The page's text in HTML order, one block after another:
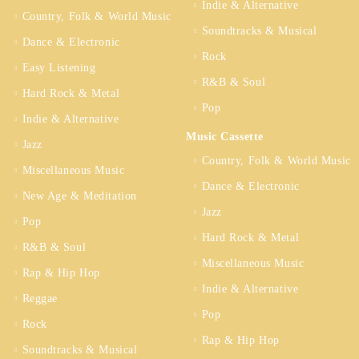
Country, Folk & World Music
Dance & Electronic
Easy Listening
Hard Rock & Metal
Indie & Alternative
Jazz
Miscellaneous Music
New Age & Meditation
Pop
R&B & Soul
Rap & Hip Hop
Reggae
Rock
Soundtracks & Musical
Indie & Alternative
Soundtracks & Musical
Rock
R&B & Soul
Pop
Music Cassette
Country, Folk & World Music
Dance & Electronic
Jazz
Hard Rock & Metal
Miscellaneous Music
Indie & Alternative
Pop
Rap & Hip Hop